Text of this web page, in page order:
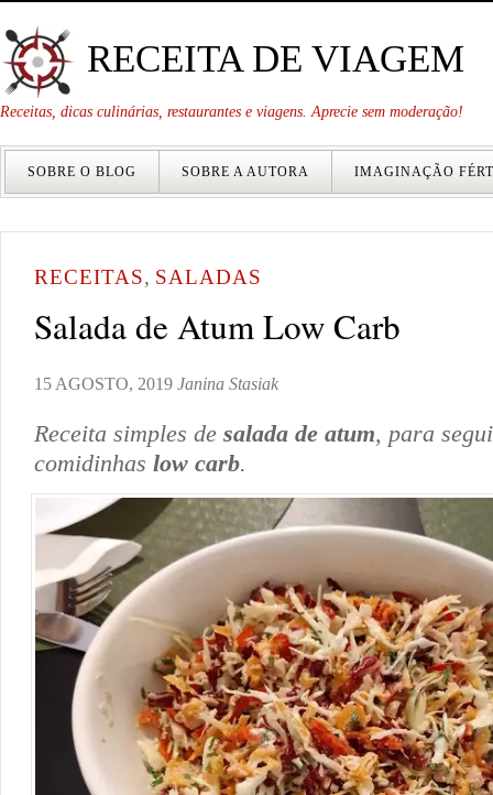
RECEITA DE VIAGEM
Receitas, dicas culinárias, restaurantes e viagens. Aprecie sem moderação!
SOBRE O BLOG SOBRE A AUTORA IMAGINAÇÃO
RECEITAS, SALADAS
Salada de Atum Low Carb
15 AGOSTO, 2019 Janina Stasiak
Receita simples de salada de atum, para
comidinhas low carb.